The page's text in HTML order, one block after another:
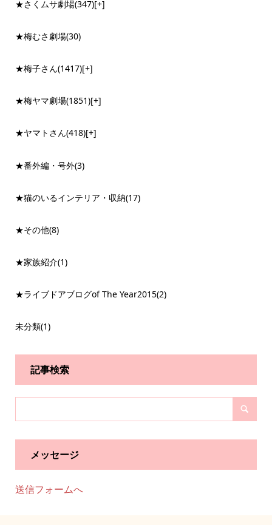
★さくムサ劇場(347)[+]
★梅むさ劇場(30)
★梅子さん(1417)[+]
★梅ヤマ劇場(1851)[+]
★ヤマトさん(418)[+]
★番外編・号外(3)
★猫のいるインテリア・収納(17)
★その他(8)
★家族紹介(1)
★ライブドアブログof The Year2015(2)
未分類(1)
記事検索
メッセージ
送信フォームへ